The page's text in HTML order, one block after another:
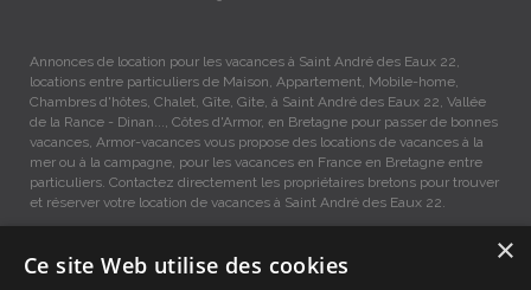
Annonces de location pour les vacances à Saint André des Eaux 22,
locations entre particuliers de Maison, Appartement, Mobile-home,
Chambres d'hôtes, Chalet, Gîte, Gite, à Saint André des Eaux 22, Vallée
de la Rance - Dinan..., Côtes d'Armor, en Bretagne pour passer de bonnes
vacances, Armor-vacances vous propose des locations de vacances à la
mer ou à la campagne, pour les vacances en France en Bretagne entre
particuliers. Contactez directement les propriétaires bretons pour trouver
et réserver votre location de vacances à Saint André des Eaux 22.
Locations vacances Saint André des Eaux 22 entre
particuliers.
×
Ce site Web utilise des cookies